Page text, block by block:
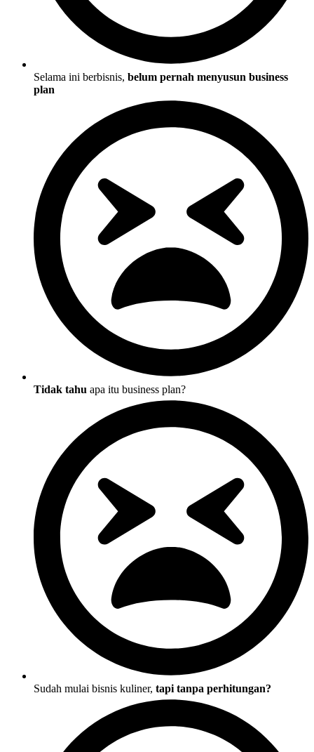
Selama ini berbisnis, belum pernah menyusun business
plan
Tidak tahu apa itu business plan?
Sudah mulai bisnis kuliner, tapi tanpa perhitungan?